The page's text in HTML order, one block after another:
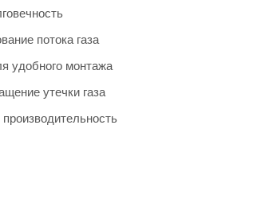
потока газа
удобного монтажа
утечки газа